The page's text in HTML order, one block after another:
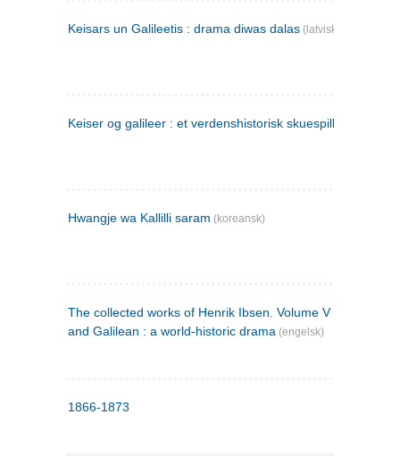
Keisars un Galileetis : drama diwas dalas (latvisk)
Keiser og galileer : et verdenshistorisk skuespill (1873)
Hwangje wa Kallilli saram (koreansk)
The collected works of Henrik Ibsen. Volume V : Emperor
and Galilean : a world-historic drama (engelsk)
1866-1873